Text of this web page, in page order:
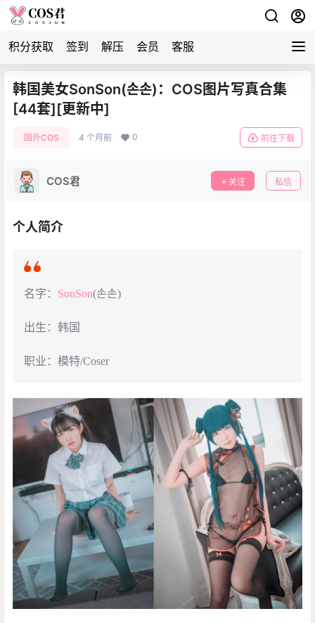
积分获取 签到 解压 会员 客服
韩国美女SonSon(손손)：COS图片写真合集
[44套][更新中]
国外COS 4 个月前 0 前往下载
COS君 关注 私信
个人简介
名字： SonSon(손손)
出生：韩国
职业：模特/Coser